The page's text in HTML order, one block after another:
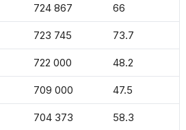
724 867 66
723 745 73.7
722 000 48.2
709 000 47.5
704 373 58.3